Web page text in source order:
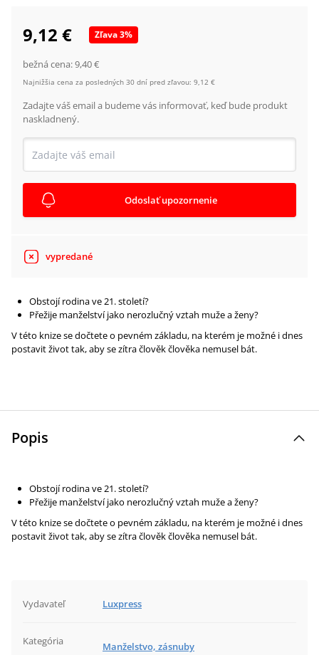
9,12 € Zľava3%
bežná cena:9,40 €
Najnižšia cena za posledných 30 dní pred zľavou: 9,12 €
Zadajte váš email a budeme vás informovať, keď bude produkt
naskladnený.
Odoslať upozornenie
vypredané
Obstojí rodina ve 21. století?
Přežije manželství jako nerozlučný vztah muže a ženy?
V této knize se dočtete o pevném základu, na kterém je možné i dnes
postavit život tak, aby se zítra člověk člověka nemusel bát.
Popis
Obstojí rodina ve 21. století?
Přežije manželství jako nerozlučný vztah muže a ženy?
V této knize se dočtete o pevném základu, na kterém je možné i dnes
postavit život tak, aby se zítra člověk člověka nemusel bát.
Vydavateľ Luxpress
Kategória
Manželstvo, zásnuby